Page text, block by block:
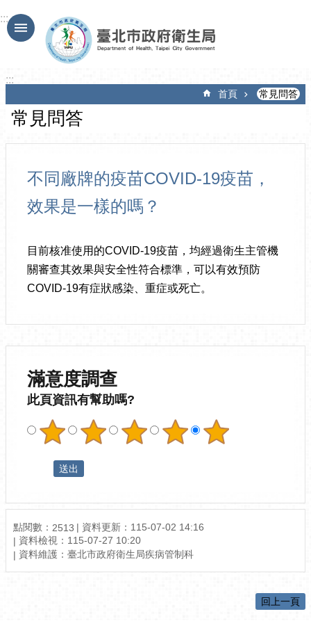
跳到主要內容區塊
:::
:::
首頁 常見問答
常見問答
不同廠牌的疫苗COVID-19疫苗，
效果是一樣的嗎？
目前核准使用的COVID-19疫苗，均經過衛生主管機
關審查其效果與安全性符合標準，可以有效預防
COVID-19有症狀感染、重症或死亡。
滿意度調查
此頁資訊有幫助嗎?
點閱數： 2513
資料更新：115-07-02 14:16
資料檢視：115-07-27 10:20
資料維護：臺北市政府衛生局疾病管制科
回上一頁